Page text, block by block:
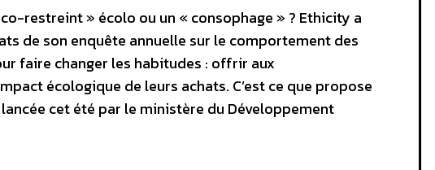
restreint » écolo ou un « consophage » ? Ethicity a
de son enquête annuelle sur le comportement des
faire changer les habitudes : offrir aux
écologique de leurs achats. C’est ce que propose
cet été par le ministère du Développement